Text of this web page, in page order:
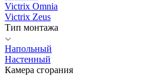
Victrix Omnia
Victrix Zeus
Тип монтажа
Напольный
Настенный
Камера сгорания